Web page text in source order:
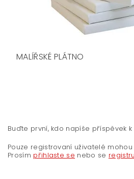
MALÍŘSKÉ PLÁTNO
Buďte první, kdo napíše příspěvek
Pouze registrovaní uživatelé
Prosím přihlaste se nebo se